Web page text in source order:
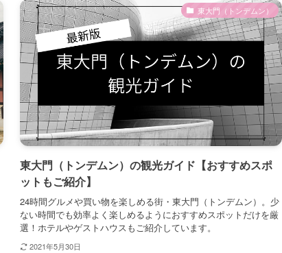
東大門（トンデムン）
東大門（トンデムン）の観光ガイド【おすすめスポ
ットもご紹介】
24時間グルメや買い物を楽しめる街・東大門（トンデムン）。少
ない時間でも効率よく楽しめるようにおすすめスポットだけを厳
選！ホテルやゲストハウスもご紹介しています。
2021年5月30日